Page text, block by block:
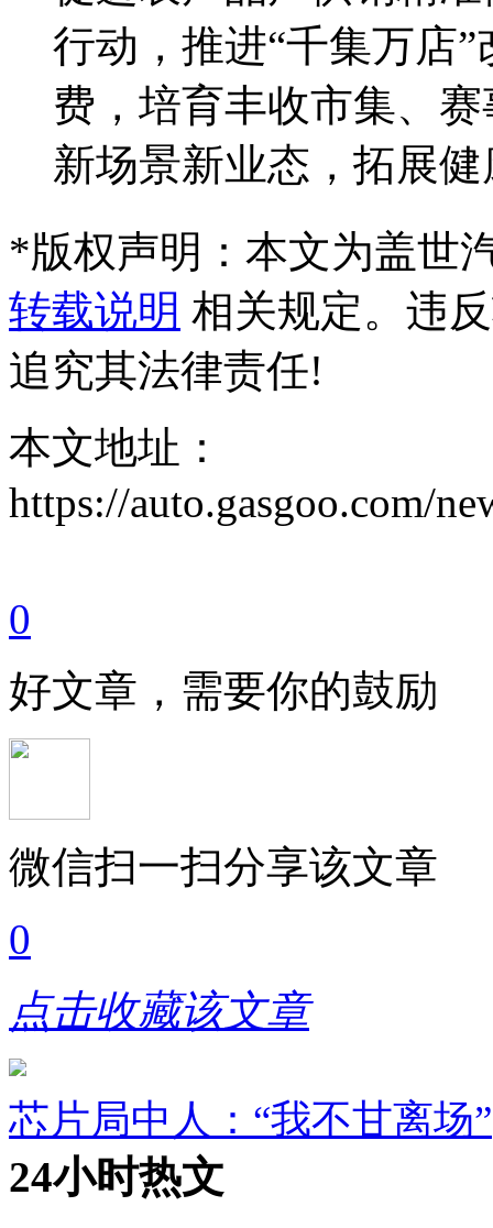
行动，推进“千集万店
费，培育丰收市集、
新场景新业态，拓展
*版权声明：本文为盖世
转载说明 相关规定。违
追究其法律责任!
本文地址：
https://auto.gasgoo.com/
0
好文章，需要你的鼓励
微信扫一扫分享该文章
0
点击收藏该文章
芯片局中人：“我不甘离场”
24小时热文